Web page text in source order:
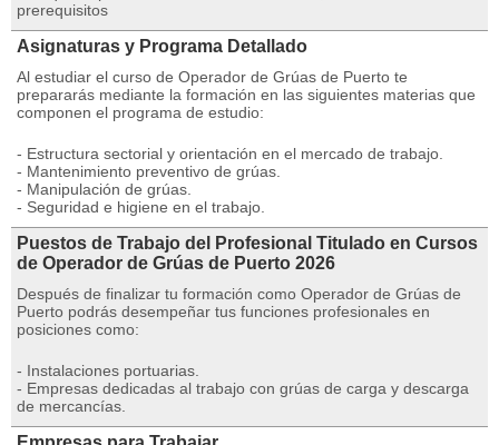
prerequisitos
Asignaturas y Programa Detallado
Al estudiar el curso de Operador de Grúas de Puerto te
prepararás mediante la formación en las siguientes materias que
componen el programa de estudio:
- Estructura sectorial y orientación en el mercado de trabajo.
- Mantenimiento preventivo de grúas.
- Manipulación de grúas.
- Seguridad e higiene en el trabajo.
Puestos de Trabajo del Profesional Titulado en Cursos
de Operador de Grúas de Puerto 2026
Después de finalizar tu formación como Operador de Grúas de
Puerto podrás desempeñar tus funciones profesionales en
posiciones como:
- Instalaciones portuarias.
- Empresas dedicadas al trabajo con grúas de carga y descarga
de mercancías.